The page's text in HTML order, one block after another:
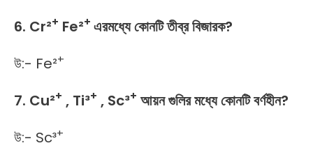
6. Cr²+ Fe²+ এরমধ্যে কোনটি তীব্র বিজারক?
উ:- Fe²+
7. Cu²+ , Ti³+ , Sc³+ আয়ন গুলির মধ্যে কোনটি বর্ণহীন?
উ:- Sc³+